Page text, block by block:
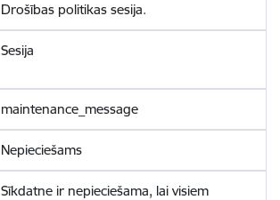
Drošības politikas sesija.
Sesija
maintenance_message
Nepieciešams
Sīkdatne ir nepieciešama, lai visiem